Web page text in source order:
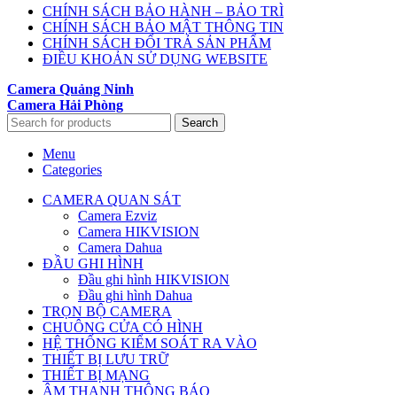
CHÍNH SÁCH BẢO HÀNH – BẢO TRÌ
CHÍNH SÁCH BẢO MẬT THÔNG TIN
CHÍNH SÁCH ĐỔI TRẢ SẢN PHẨM
ĐIỀU KHOẢN SỬ DỤNG WEBSITE
Camera Quảng Ninh
Camera Hải Phòng
Search
Menu
Categories
CAMERA QUAN SÁT
Camera Ezviz
Camera HIKVISION
Camera Dahua
ĐẦU GHI HÌNH
Đầu ghi hình HIKVISION
Đầu ghi hình Dahua
TRỌN BỘ CAMERA
CHUÔNG CỬA CÓ HÌNH
HỆ THỐNG KIỂM SOÁT RA VÀO
THIẾT BỊ LƯU TRỮ
THIẾT BỊ MẠNG
ÂM THANH THÔNG BÁO